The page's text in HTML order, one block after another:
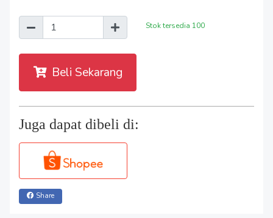
Stok tersedia 100
Beli Sekarang
Juga dapat dibeli di:
Share